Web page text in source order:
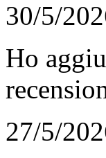
30/5/
Ho
27/5/